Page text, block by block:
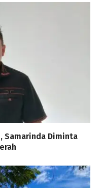
Samarinda Diminta